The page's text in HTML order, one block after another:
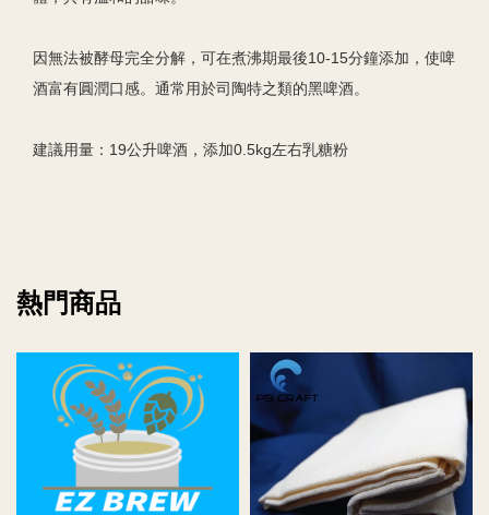
因無法被酵母完全分解，可在煮沸期最後10-15分鐘添加，使啤
酒富有圓潤口感。通常用於司陶特之類的黑啤酒。
建議用量：19公升啤酒，添加0.5kg左右乳糖粉
熱門商品